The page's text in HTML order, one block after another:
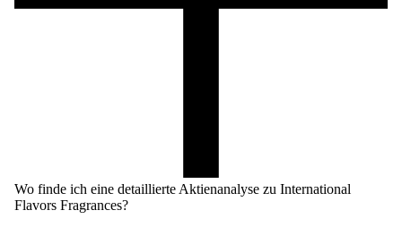
Wo finde ich eine detaillierte Aktienanalyse zu International
Flavors Fragrances?